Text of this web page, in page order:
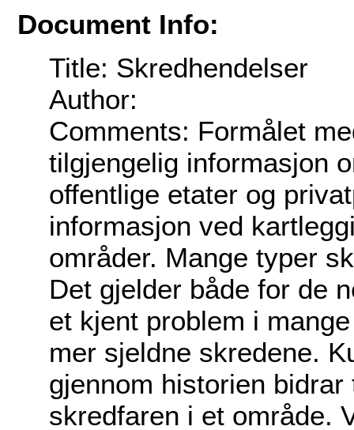
Document Info:
Title: Skredhendelser
Author:
Comments: Formålet
tilgjengelig informasjon
offentlige etater og
informasjon ved
områder. Mange typer
Det gjelder både for de
et kjent problem i
mer sjeldne skredene.
gjennom historien
skredfaren i et område.